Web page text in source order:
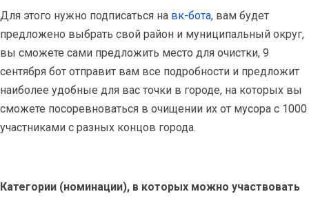
Для этого нужно подписаться на вк-бота, вам будет
предложено выбрать свой район и муниципальный округ,
вы сможете сами предложить место для очистки, 9
сентября бот отправит вам все подробности и предложит
наиболее удобные для вас точки в городе, на которых вы
сможете посоревноваться в очищении их от мусора с 1000
участниками с разных концов города.
Категории (номинации), в которых можно участвовать